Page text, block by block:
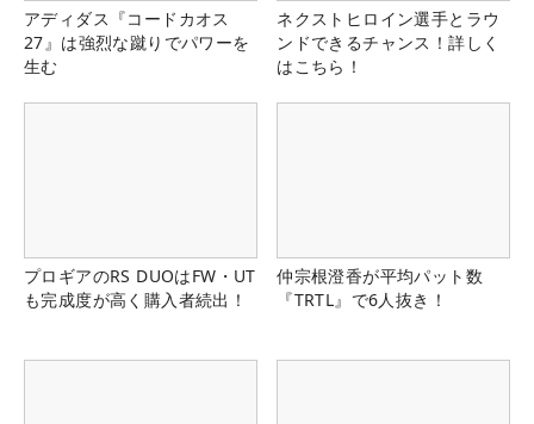
アディダス『コードカオス
27』は強烈な蹴りでパワーを
生む
ネクストヒロイン選手とラウ
ンドできるチャンス！詳しく
はこちら！
プロギアのRS DUOはFW・UT
も完成度が高く購入者続出！
仲宗根澄香が平均パット数
『TRTL』で6人抜き！